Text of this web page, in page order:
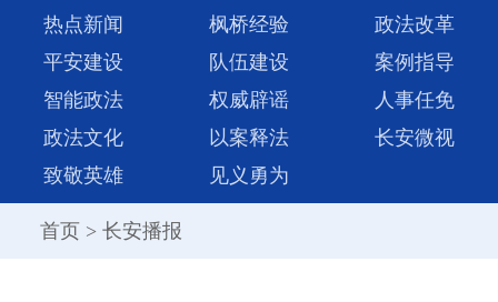
热点新闻
枫桥经验
政法改革
平安建设
队伍建设
案例指导
智能政法
权威辟谣
人事任免
政法文化
以案释法
长安微视
致敬英雄
见义勇为
首页 > 长安播报